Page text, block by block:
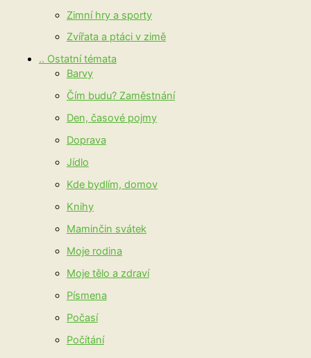
Zimní hry a sporty
Zvířata a ptáci v zimě
.. Ostatní témata
Barvy
Čím budu? Zaměstnání
Den, časové pojmy
Doprava
Jídlo
Kde bydlím, domov
Knihy
Maminčin svátek
Moje rodina
Moje tělo a zdraví
Písmena
Počasí
Počítání